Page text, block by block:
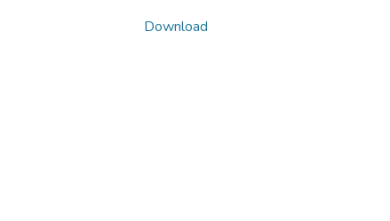
Download